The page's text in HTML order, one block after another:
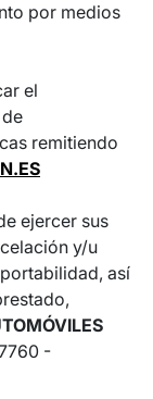
por medios
el
remitiendo
ejercer sus
y/u
así
-